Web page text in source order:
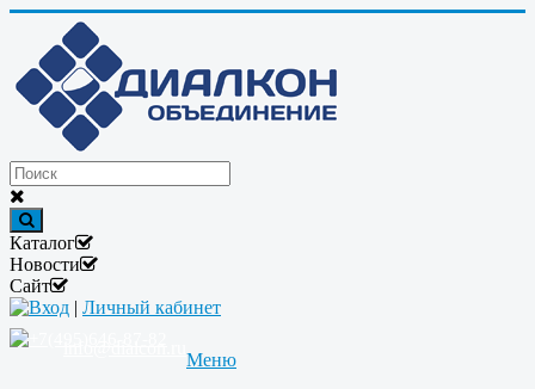
Каталог
Новости
Сайт
Вход | Личный кабинет
Меню